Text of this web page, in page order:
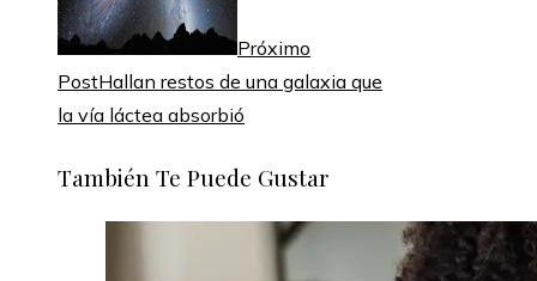
Próximo
PostHallan restos de una galaxia que
la vía láctea absorbió
También Te Puede Gustar